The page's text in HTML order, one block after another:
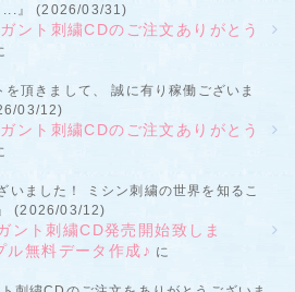
』 (2026/03/31)
ント刺繍CDのご注文ありがとう
頂きまして、 誠に有り稼働ございま
03/12)
ント刺繍CDのご注文ありがとう
いました！ ミシン刺繍の世界を知るこ
(2026/03/12)
ト刺繍CD発売開始致しま
無料データ作成♪ に